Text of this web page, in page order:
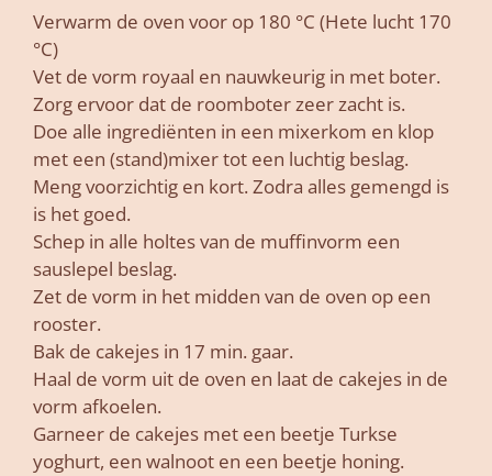
Verwarm de oven voor op 180 °C (Hete lucht 170
°C)
Vet de vorm royaal en nauwkeurig in met boter.
Zorg ervoor dat de roomboter zeer zacht is.
Doe alle ingrediënten in een mixerkom en klop
met een (stand)mixer tot een luchtig beslag.
Meng voorzichtig en kort. Zodra alles gemengd is
is het goed.
Schep in alle holtes van de muffinvorm een
sauslepel beslag.
Zet de vorm in het midden van de oven op een
rooster.
Bak de cakejes in 17 min. gaar.
Haal de vorm uit de oven en laat de cakejes in de
vorm afkoelen.
Garneer de cakejes met een beetje Turkse
yoghurt, een walnoot en een beetje honing.